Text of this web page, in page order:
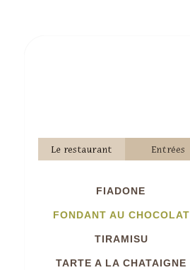
FIADONE
FONDANT AU CHOCOLAT
TIRAMISU
TARTE A LA CHATAIGNE